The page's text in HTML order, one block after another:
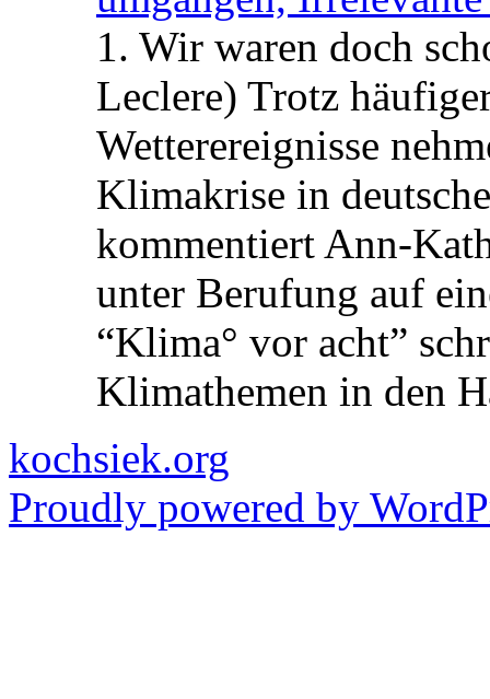
1. Wir waren doch
Leclere) Trotz
Wetterereignisse
Klimakrise in
kommentiert Ann-
unter Berufung auf
“Klima° vor acht”
Klimathemen in den
kochsiek.org
Proudly powered by